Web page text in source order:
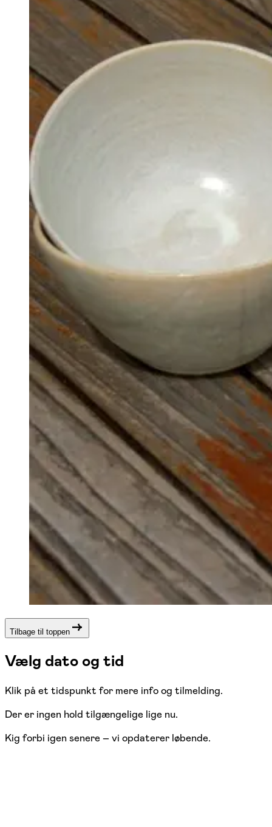
Tilbage til toppen
Vælg dato og tid
Klik på et tidspunkt for mere info og tilmelding.
Der er ingen hold tilgængelige lige nu.
Kig forbi igen senere – vi opdaterer løbende.